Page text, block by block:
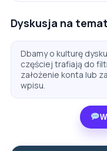
Dyskusja na
Dbamy o kulturę
częściej trafiają do
założenie konta lub
wpisu.